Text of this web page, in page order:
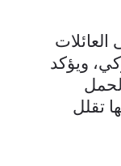
ويؤكد
تقلل